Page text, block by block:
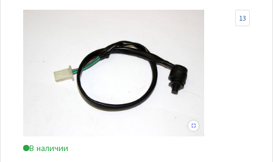
В наличии
13